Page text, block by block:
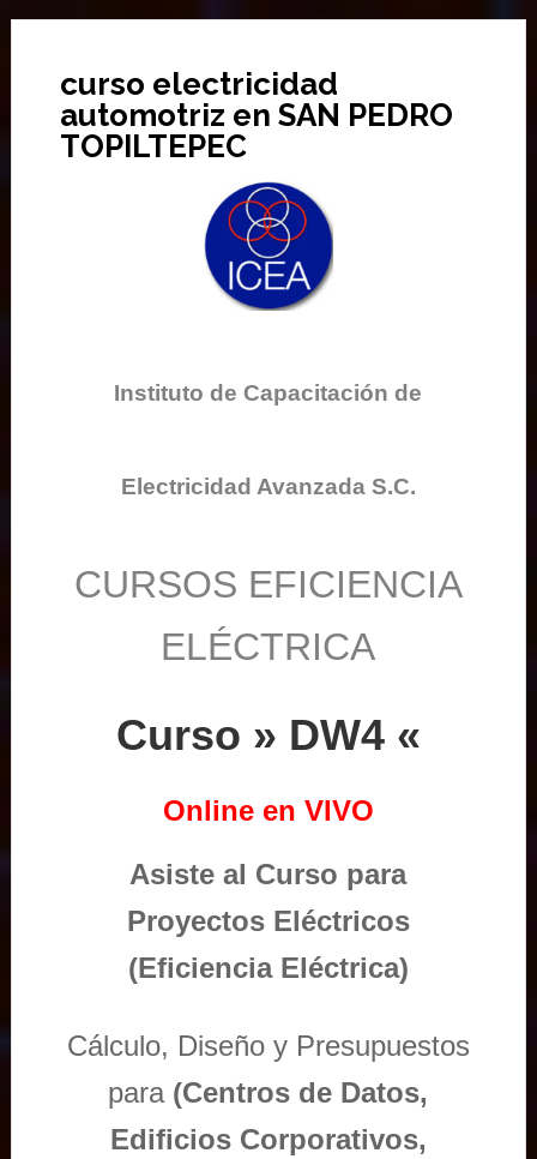
curso electricidad
automotriz en SAN PEDRO
TOPILTEPEC
Instituto de Capacitación de
Electricidad Avanzada S.C.
CURSOS EFICIENCIA
ELÉCTRICA
Curso » DW4 «
Online en VIVO
Asiste al Curso para
Proyectos Eléctricos
(Eficiencia Eléctrica)
Cálculo, Diseño y Presupuestos
para (Centros de Datos,
Edificios Corporativos,